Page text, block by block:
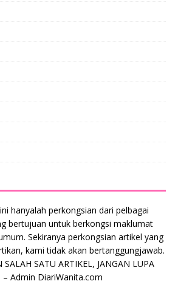
hanyalah perkongsian dari pelbagai
bertujuan untuk berkongsi maklumat
Sekiranya perkongsian artikel yang
kami tidak akan bertanggungjawab.
SALAH SATU ARTIKEL, JANGAN LUPA
– Admin DiariWanita.com